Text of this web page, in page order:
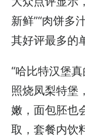
新鲜”“肉饼多
其好评最多的
“哈比特汉堡
照烧凤梨特堡
嫩，面包胚也
取，套餐内饮